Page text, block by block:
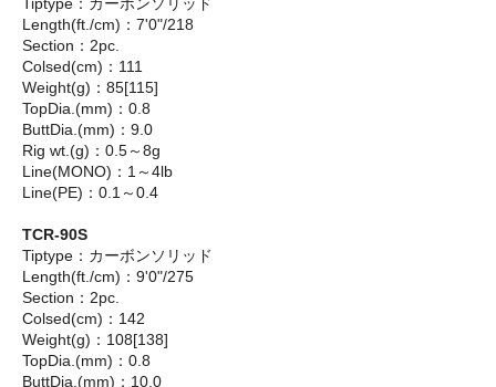
Length(ft./cm)：7'0"/218
Section：2pc.
Colsed(cm)：111
Weight(g)：85[115]
TopDia.(mm)：0.8
ButtDia.(mm)：9.0
Rig wt.(g)：0.5～8g
Line(MONO)：1～4lb
Line(PE)：0.1～0.4
TCR-90S
Tiptype：カーボンソリッド
Length(ft./cm)：9'0"/275
Section：2pc.
Colsed(cm)：142
Weight(g)：108[138]
TopDia.(mm)：0.8
ButtDia.(mm)：10.0